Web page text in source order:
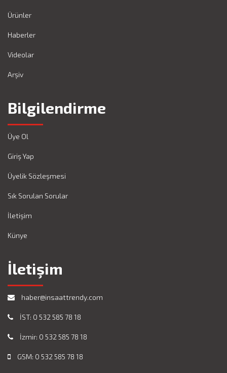
Ürünler
Haberler
Videolar
Arşiv
Bilgilendirme
Üye Ol
Giriş Yap
Üyelik Sözleşmesi
Sık Sorulan Sorular
İletişim
Künye
İletişim
haber@insaattrendy.com
İST: 0 532 585 78 18
İzmir: 0 532 585 78 18
GSM: 0 532 585 78 18